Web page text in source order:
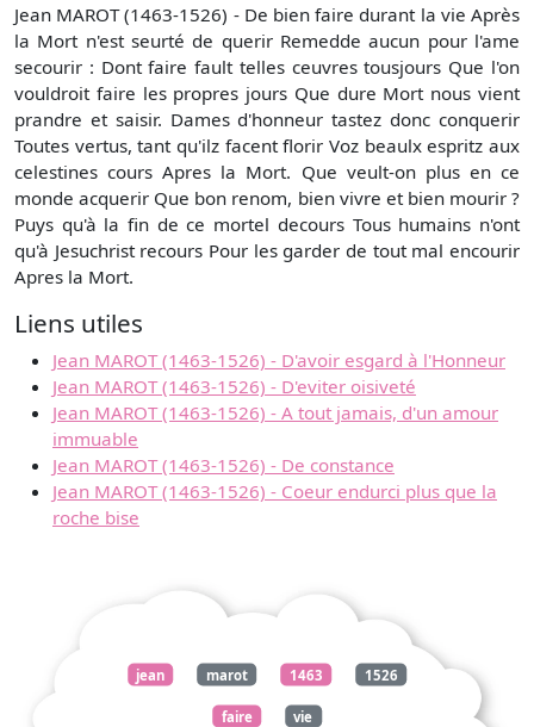
Jean MAROT (1463-1526) - De bien faire durant la vie Après
la Mort n'est seurté de querir Remedde aucun pour l'ame
secourir : Dont faire fault telles ceuvres tousjours Que l'on
vouldroit faire les propres jours Que dure Mort nous vient
prandre et saisir. Dames d'honneur tastez donc conquerir
Toutes vertus, tant qu'ilz facent florir Voz beaulx espritz aux
celestines cours Apres la Mort. Que veult-on plus en ce
monde acquerir Que bon renom, bien vivre et bien mourir ?
Puys qu'à la fin de ce mortel decours Tous humains n'ont
qu'à Jesuchrist recours Pour les garder de tout mal encourir
Apres la Mort.
Liens utiles
Jean MAROT (1463-1526) - D'avoir esgard à l'Honneur
Jean MAROT (1463-1526) - D'eviter oisiveté
Jean MAROT (1463-1526) - A tout jamais, d'un amour
immuable
Jean MAROT (1463-1526) - De constance
Jean MAROT (1463-1526) - Coeur endurci plus que la
roche bise
jean marot 1463 1526
faire vie